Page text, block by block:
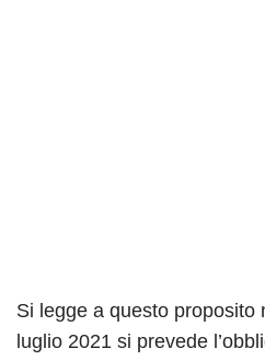
Si legge a questo proposito
luglio 2021 si prevede